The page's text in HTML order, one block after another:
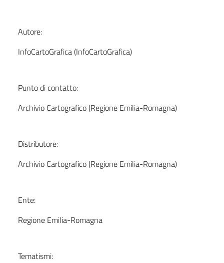
Autore:
InfoCartoGrafica (InfoCartoGrafica)
Punto di contatto:
Archivio Cartografico (Regione Emilia-Romagna)
Distributore:
Archivio Cartografico (Regione Emilia-Romagna)
Ente:
Regione Emilia-Romagna
Tematismi: